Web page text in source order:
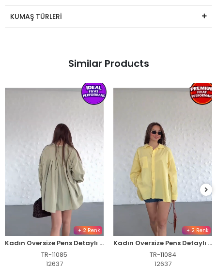
KUMAŞ TÜRLERİ
Similar Products
+ 2 Renk
Kadın Oversize Pens Detaylı Cepli Yırtmaçlı Rahat Kalıp Poplin Gömlek - Yeşil
TR-11085
12637
+ 2 Renk
Kadın Oversize Pens Detaylı Cepli Yırtmaçlı Rahat Kalıp Poplin Gömlek - Sarı
TR-11084
12637